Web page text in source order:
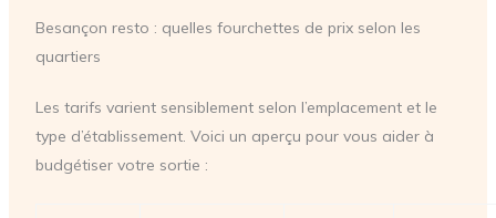
Besançon resto : quelles fourchettes de prix selon les
quartiers
Les tarifs varient sensiblement selon l’emplacement et le
type d’établissement. Voici un aperçu pour vous aider à
budgétiser votre sortie :